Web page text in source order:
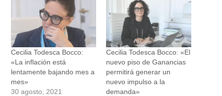
Cecilia Todesca Bocco:
«La inflación está
lentamente bajando mes a
mes»
30 agosto, 2021
Cecilia Todesca Bocco: «El
nuevo piso de Ganancias
permitirá generar un
nuevo impulso a la
demanda»